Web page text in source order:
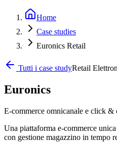
Home
Case studies
Euronics Retail
Tutti i case studyRetail
Euronics
E-commerce omnicanale e click &
Una piattaforma e-commerce
con gestione magazzino in tempo